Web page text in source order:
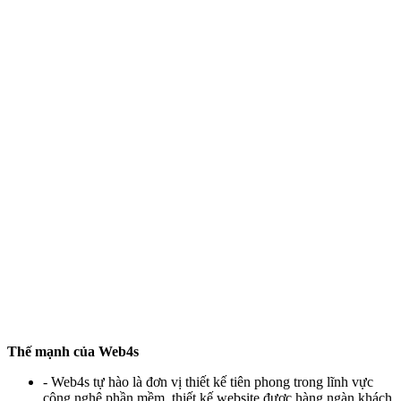
Thế mạnh của Web4s
- Web4s tự hào là đơn vị thiết kế tiên phong trong lĩnh vực
công nghệ phần mềm, thiết kế website được hàng ngàn khách